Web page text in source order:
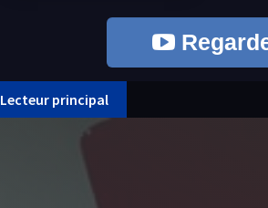
Lecteur principal